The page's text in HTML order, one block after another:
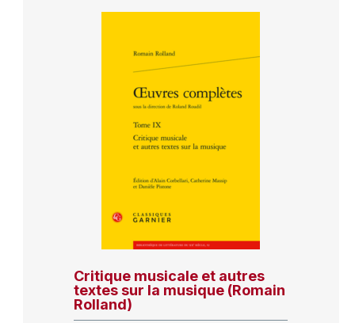
Critique musicale et autres
textes sur la musique (Romain
Rolland)